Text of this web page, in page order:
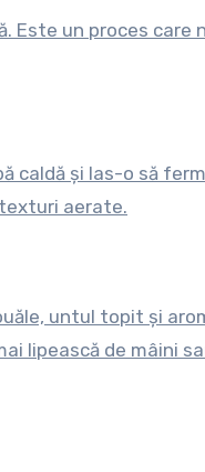
Este un proces care
caldă și las-o să
aerate.
untul topit și
lipească de mâini